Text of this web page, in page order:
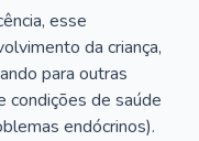
esse
da criança,
para outras
condições de saúde
endócrinos).